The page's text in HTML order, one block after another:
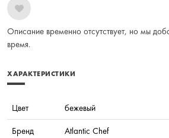
Описание временно отсутствует, но мы
время.
ХАРАКТЕРИСТИКИ
Цвет
бежевый
Бренд
Atlantic Chef